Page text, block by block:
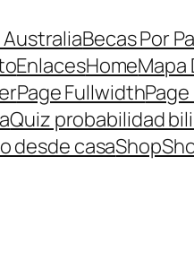
AustraliaBecas Por
EnlacesHomeMapa
Page Fullwidth
Quiz probabilidad
desde casaShop